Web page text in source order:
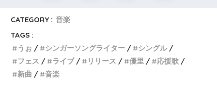
CATEGORY : 音楽
TAGS :
うぉ
シンガーソングライター
シングル
フェス
ライブ リリース 優里
応援歌
新曲
音楽